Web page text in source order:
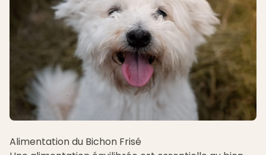
Alimentation du Bichon Frisé